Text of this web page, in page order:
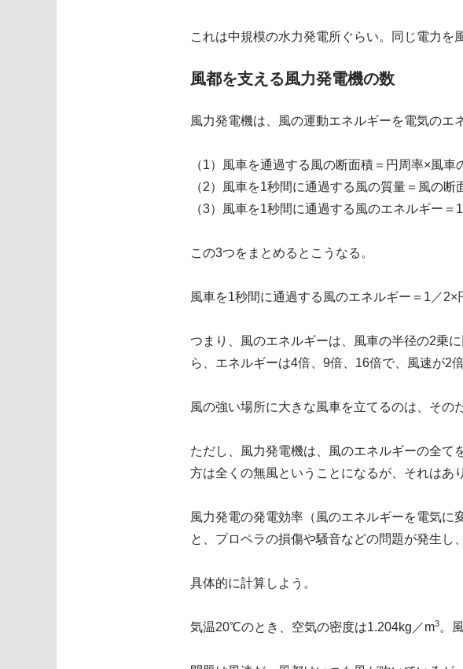
これは中規模の水力発電所ぐらい。同じ電力を
風都を支える風力発電機の数
風力発電機は、風の運動エネルギーを電気のエ
（1）風車を通過する風の断面積＝円周率×風車
（2）風車を1秒間に通過する風の質量＝風の
（3）風車を1秒間に通過する風のエネルギー＝
この3つをまとめるとこうなる。
風車を1秒間に通過する風のエネルギー＝1／2×
つまり、風のエネルギーは、風車の半径の2乗
ら、エネルギーは4倍、9倍、16倍で、風速が2
風の強い場所に大きな風車を立てるのは、その
ただし、風力発電機は、風のエネルギーの全て
方は全くの無風ということになるが、それはあ
風力発電の発電効率（風のエネルギーを電気に
と、プロペラの損傷や騒音などの問題が発生し
具体的に計算しよう。
気温20℃のとき、空気の密度は1.204kg／m3。